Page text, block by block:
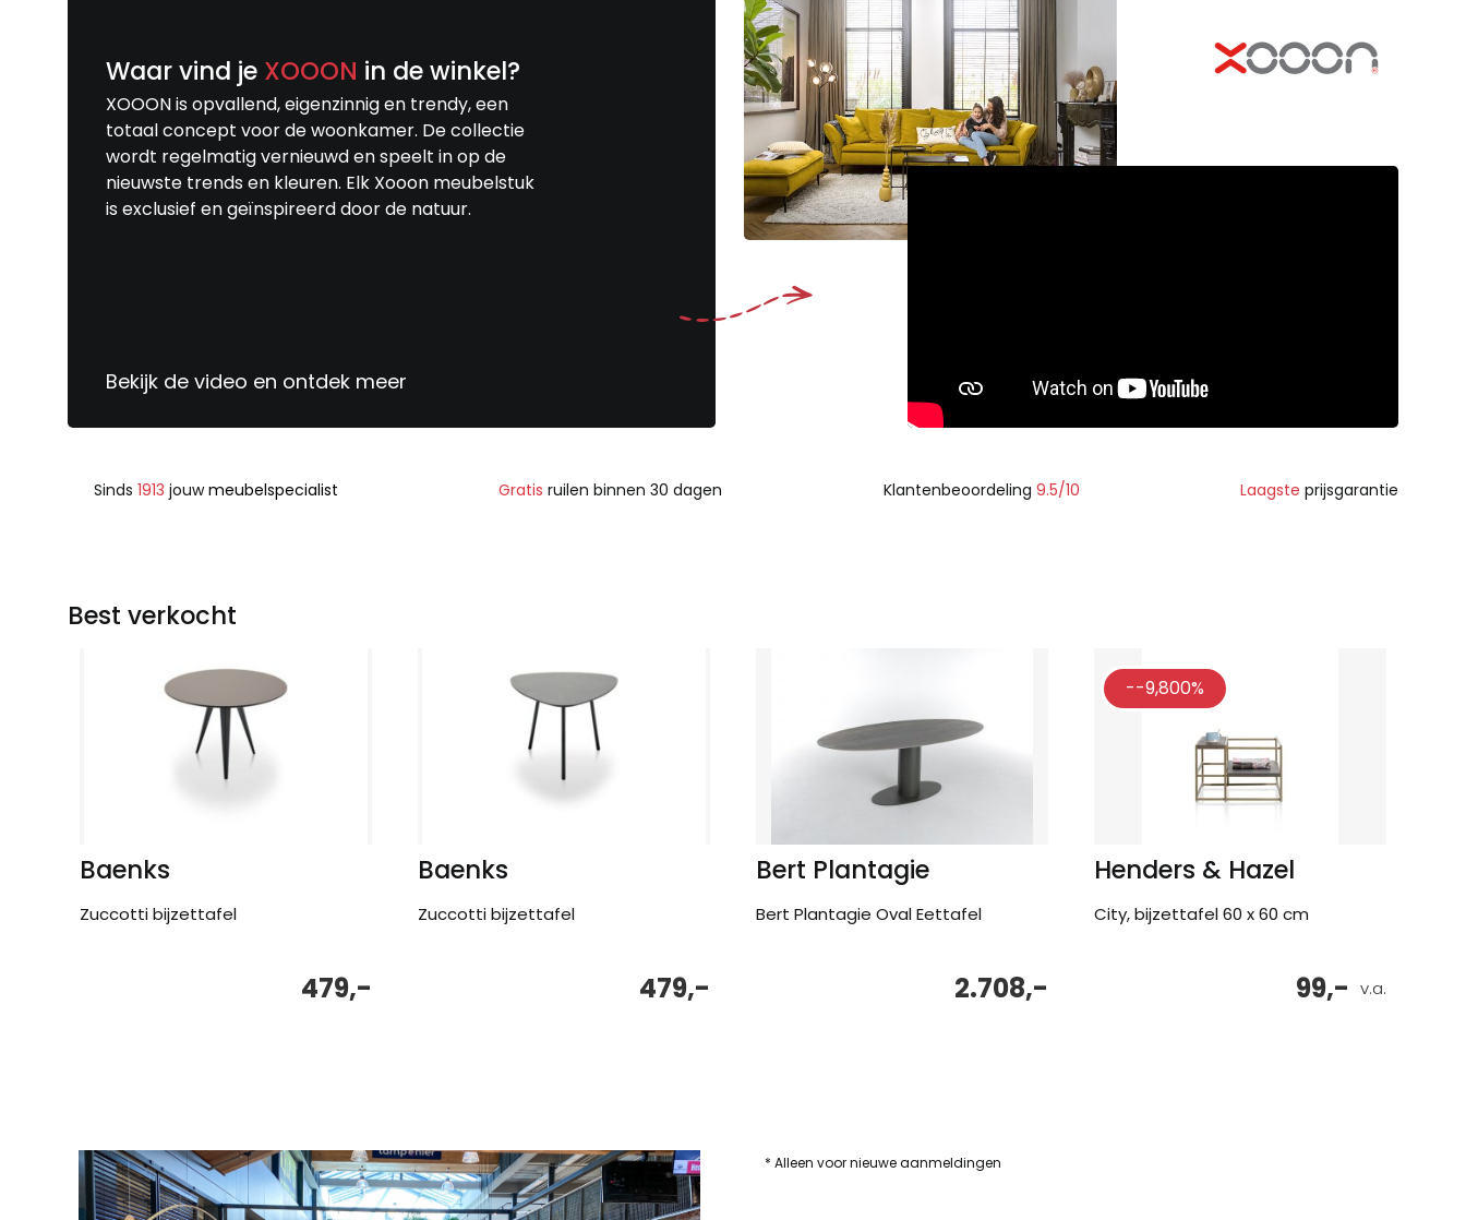
Waar vind je XOOON in de winkel?
XOOON is opvallend, eigenzinnig en trendy, een
totaal concept voor de woonkamer. De collectie
wordt regelmatig vernieuwd en speelt in op de
nieuwste trends en kleuren. Elk Xooon meubelstuk
is exclusief en geïnspireerd door de natuur.
Bekijk de video en ontdek meer
Sinds 1913 jouwmeubelspecialist Gratis ruilen binnen 30 dagen Klantenbeoordeling 9.5/10 Laagste prijsgarantie
Best verkocht
Baenks
Zuccotti bijzettafel
479,-
Baenks
Zuccotti bijzettafel
479,-
Bert Plantagie
Bert Plantagie Oval Eettafel
2.708,-
--9,800%
Henders & Hazel
City, bijzettafel 60 x 60 cm
v.a.
99,-
* Alleen voor nieuwe aanmeldingen